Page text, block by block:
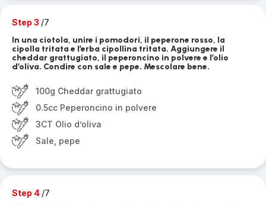
Step 3 /7
In una ciotola, unire i pomodori, il peperone rosso, la
cipolla tritata e l’erba cipollina tritata. Aggiungere il
cheddar grattugiato, il peperoncino in polvere e l’olio
d’oliva. Condire con sale e pepe. Mescolare bene.
100g Cheddar grattugiato
0.5cc Peperoncino in polvere
3CT Olio d’oliva
Sale, pepe
Step 4 /7